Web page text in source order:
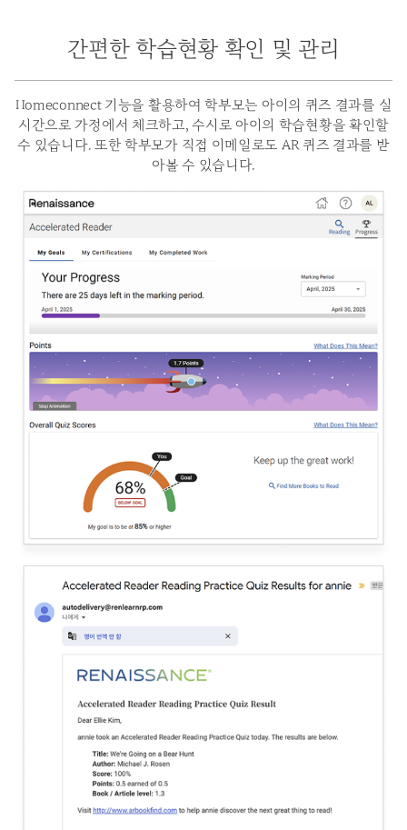
간편한 학습현황 확인 및 관리
Homeconnect 기능을 활용하여 학부모는 아이의 퀴즈 결과를 실
시간으로 가정에서 체크하고,수시로 아이의 학습현황을 확인할
수 있습니다. 또한 학부모가 직접 이메일로도 AR 퀴즈 결과를 받
아볼 수 있습니다.